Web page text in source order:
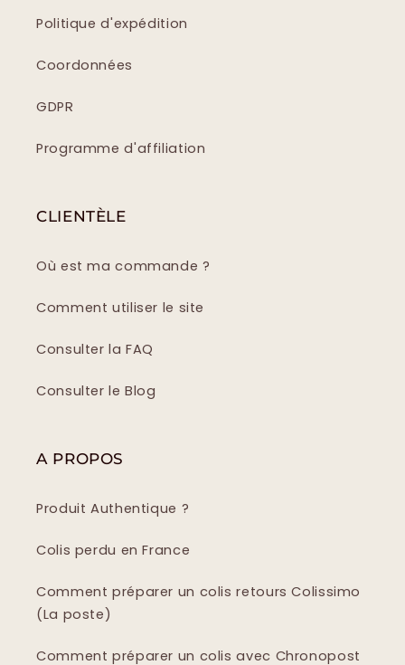
Politique d'expédition
Coordonnées
GDPR
Programme d'affiliation
CLIENTÈLE
Où est ma commande ?
Comment utiliser le site
Consulter la FAQ
Consulter le Blog
A PROPOS
Produit Authentique ?
Colis perdu en France
Comment préparer un colis retours Colissimo
(La poste)
Comment préparer un colis avec Chronopost